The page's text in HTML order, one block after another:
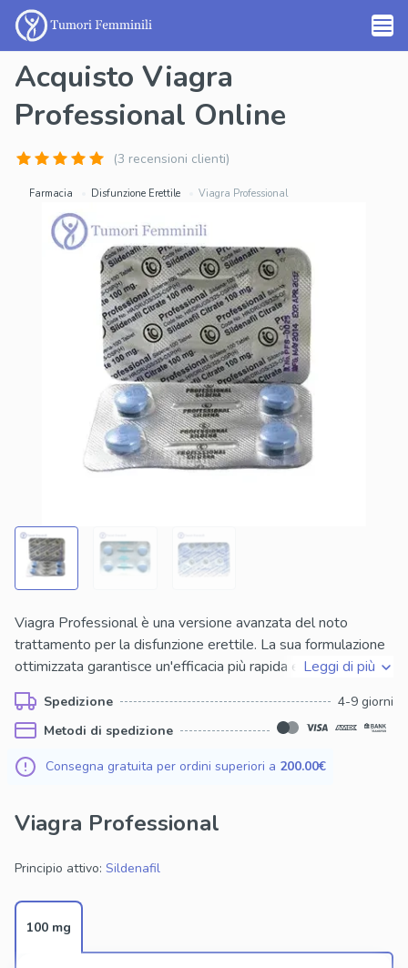
Acquisto Viagra
Professional Online
(3 recensioni clienti)
Farmacia Disfunzione Erettile Viagra Professional
Viagra Professional è una versione avanzata del noto
trattamento per la disfunzione erettile. La sua formulazione
ottimizzata garantisce un'efficacia più rapida e prolungata.
Ogni compressa contiene sildenafil, principio attivo che
favorisce l'afflusso sanguigno nel tessuto penieno. La dose
consigliata va assunta prima dell’attività sessuale, evitando
alcolici per risultati ottimali. Per effettuare un acquisto
sicuro, è essenziale scegliere fonti affidabili. Prima dell'uso,
eventuali terapie. L'acquisto viagra professional richiede
consapevolezza, responsabilità e attenzione alle indicazioni
mediche personali.
Leggi di più
Spedizione
4-9 giorni
Metodi di spedizione
Consegna gratuita per ordini superiori a 200.00€
Viagra Professional
Principio attivo: Sildenafil
100 mg